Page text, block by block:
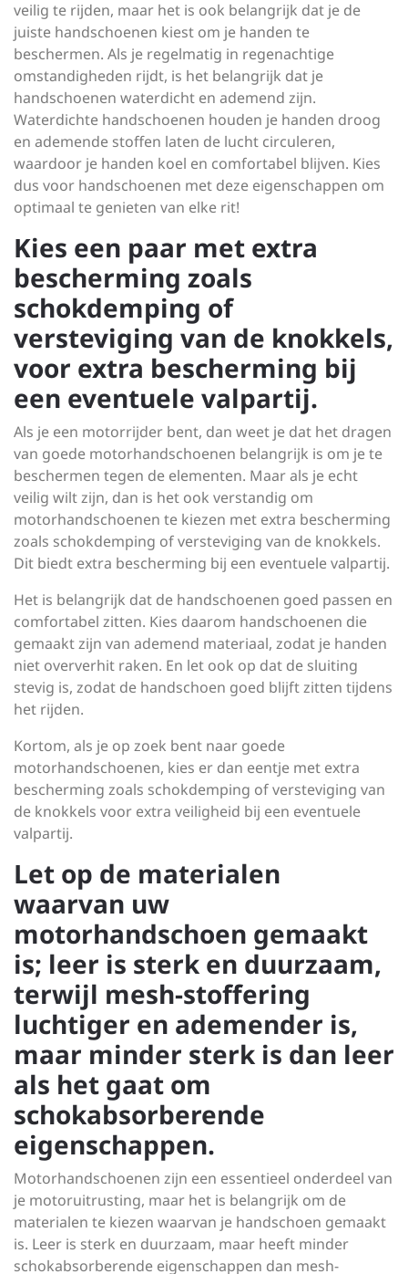
veilig te rijden, maar het is ook belangrijk dat je de
juiste handschoenen kiest om je handen te
beschermen. Als je regelmatig in regenachtige
omstandigheden rijdt, is het belangrijk dat je
handschoenen waterdicht en ademend zijn.
Waterdichte handschoenen houden je handen droog
en ademende stoffen laten de lucht circuleren,
waardoor je handen koel en comfortabel blijven. Kies
dus voor handschoenen met deze eigenschappen om
optimaal te genieten van elke rit!
Kies een paar met extra
bescherming zoals
schokdemping of
versteviging van de knokkels,
voor extra bescherming bij
een eventuele valpartij.
Als je een motorrijder bent, dan weet je dat het dragen
van goede motorhandschoenen belangrijk is om je te
beschermen tegen de elementen. Maar als je echt
veilig wilt zijn, dan is het ook verstandig om
motorhandschoenen te kiezen met extra bescherming
zoals schokdemping of versteviging van de knokkels.
Dit biedt extra bescherming bij een eventuele valpartij.
Het is belangrijk dat de handschoenen goed passen en
comfortabel zitten. Kies daarom handschoenen die
gemaakt zijn van ademend materiaal, zodat je handen
niet oververhit raken. En let ook op dat de sluiting
stevig is, zodat de handschoen goed blijft zitten tijdens
het rijden.
Kortom, als je op zoek bent naar goede
motorhandschoenen, kies er dan eentje met extra
bescherming zoals schokdemping of versteviging van
de knokkels voor extra veiligheid bij een eventuele
valpartij.
Let op de materialen
waarvan uw
motorhandschoen gemaakt
is; leer is sterk en duurzaam,
terwijl mesh-stoffering
luchtiger en ademender is,
maar minder sterk is dan leer
als het gaat om
schokabsorberende
eigenschappen.
Motorhandschoenen zijn een essentieel onderdeel van
je motoruitrusting, maar het is belangrijk om de
materialen te kiezen waarvan je handschoen gemaakt
is. Leer is sterk en duurzaam, maar heeft minder
schokabsorberende eigenschappen dan mesh-